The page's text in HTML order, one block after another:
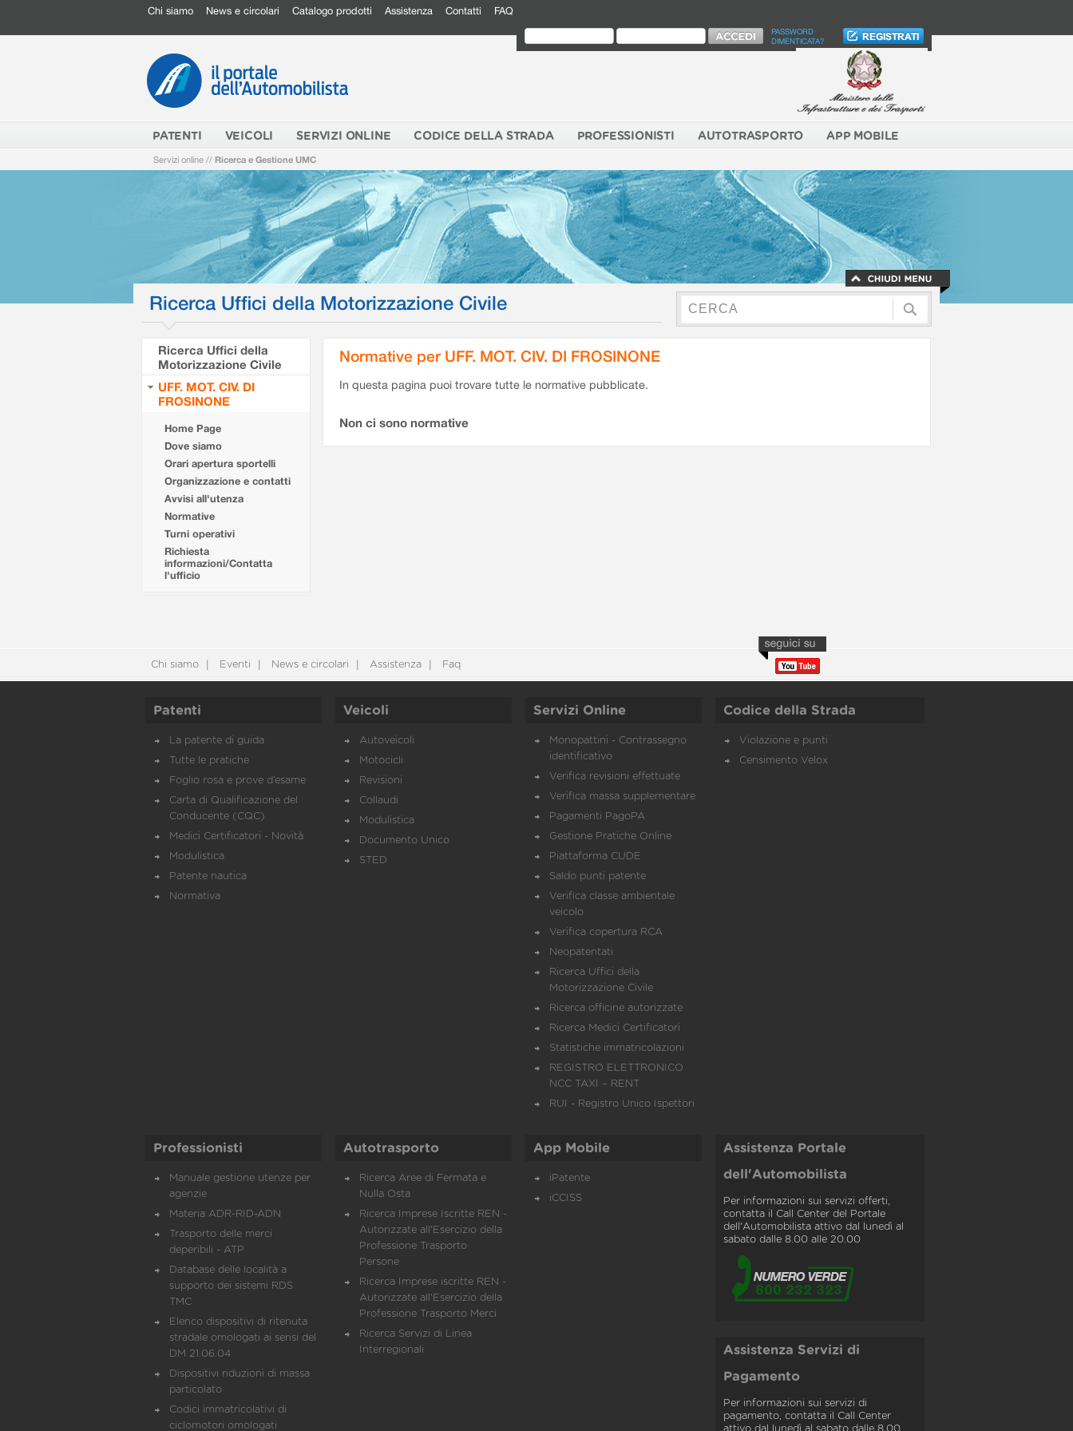
Chi siamo News e circolari Catalogo prodotti Assistenza Contatti FAQ
PASSWORD
DIMENTICATA?
PATENTI VEICOLI SERVIZI ONLINE CODICE DELLA STRADA PROFESSIONISTI AUTOTRASPORTO APP MOBILE
Servizi online // Ricerca e Gestione UMC
Ricerca Uffici della Motorizzazione Civile
Ricerca Uffici della
Motorizzazione Civile
UFF. MOT. CIV. DI
FROSINONE
Home Page
Dove siamo
Orari apertura sportelli
Organizzazione e contatti
Avvisi all'utenza
Normative
Turni operativi
Richiesta
informazioni/Contatta
l'ufficio
Normative per UFF. MOT. CIV. DI FROSINONE
In questa pagina puoi trovare tutte le normative pubblicate.
Non ci sono normative
Chi siamo Eventi News e circolari Assistenza Faq
Patenti
La patente di guida
Tutte le pratiche
Foglio rosa e prove d’esame
Carta di Qualificazione del
Conducente (CQC)
Medici Certificatori - Novità
Modulistica
Patente nautica
Normativa
Veicoli
Autoveicoli
Motocicli
Revisioni
Collaudi
Modulistica
Documento Unico
STED
Servizi Online
Monopattini - Contrassegno
identificativo
Verifica revisioni effettuate
Verifica massa supplementare
Pagamenti PagoPA
Gestione Pratiche Online
Piattaforma CUDE
Saldo punti patente
Verifica classe ambientale
veicolo
Verifica copertura RCA
Neopatentati
Ricerca Uffici della
Motorizzazione Civile
Ricerca officine autorizzate
Ricerca Medici Certificatori
Statistiche immatricolazioni
REGISTRO ELETTRONICO
NCC TAXI – RENT
RUI - Registro Unico Ispettori
Codice della Strada
Violazione e punti
Censimento Velox
Professionisti
Manuale gestione utenze per
agenzie
Materia ADR-RID-ADN
Trasporto delle merci
deperibili - ATP
Database delle località a
supporto dei sistemi RDS
TMC
Elenco dispositivi di ritenuta
stradale omologati ai sensi del
DM 21.06.04
Dispositivi riduzioni di massa
particolato
Codici immatricolativi di
ciclomotori omologati
Autotrasporto
Ricerca Aree di Fermata e
Nulla Osta
Ricerca Imprese Iscritte REN -
Autorizzate all'Esercizio della
Professione Trasporto
Persone
Ricerca Imprese iscritte REN -
Autorizzate all'Esercizio della
Professione Trasporto Merci
Ricerca Servizi di Linea
Interregionali
App Mobile
iPatente
iCCISS
Assistenza Portale
dell'Automobilista
Per informazioni sui servizi offerti,
contatta il Call Center del Portale
dell'Automobilista attivo dal lunedì al
sabato dalle 8.00 alle 20.00
Assistenza Servizi di
Pagamento
Per informazioni sui servizi di
pagamento, contatta il Call Center